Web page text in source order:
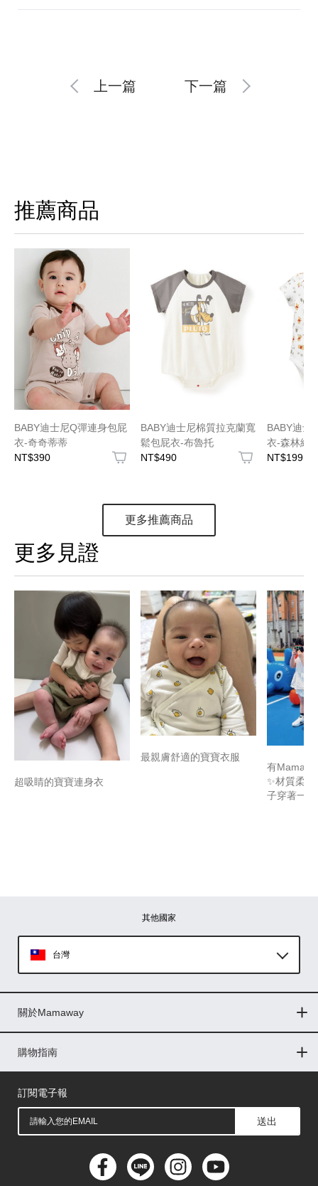
上一篇 下一篇
推薦商品
BABY迪士尼Q彈連身包屁
衣-奇奇蒂蒂
NT$390
BABY迪士尼棉質拉克蘭寬
鬆包屁衣-布魯托
NT$490
BABY迪士
衣-森林維
NT$199
更多推薦商品
更多見證
超吸睛的寶寶連身衣
最親膚舒適的寶寶衣服
有
✨材質柔
子穿著一
其他國家
台灣
印尼
菲律賓
馬來西亞
關於Mamaway
門市據點
最新消息
品牌故事
人力招募
媒體花絮
隱私權聲明
CSR企業社會責任
購物指南
購物常見問題
退換貨問題
儲值金使用條款
購買儲值金
發票問題
會員權益
線上留言
吸乳器-免費體驗
訂閱電子報
送出